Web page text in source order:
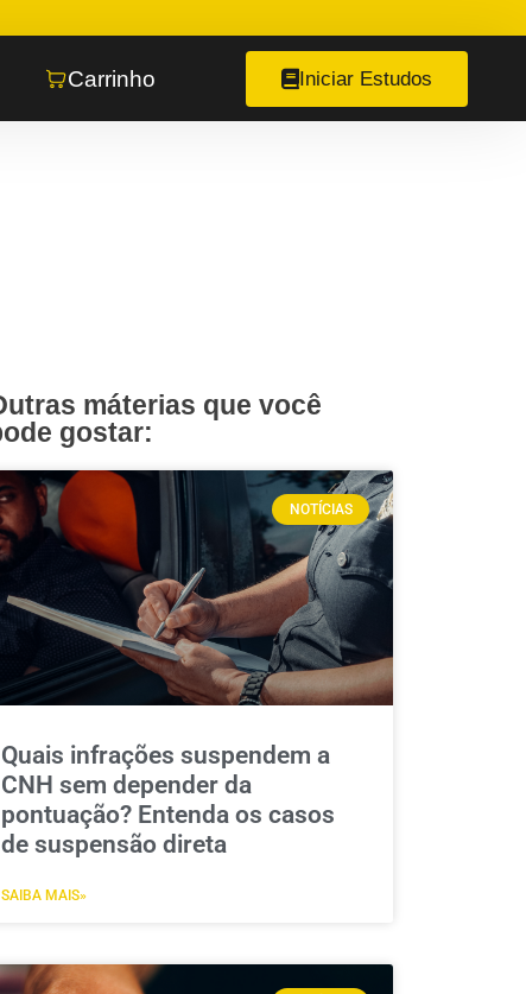
Carrinho Iniciar Estudos
máterias que você
gostar:
NOTÍCIAS
Quais infrações suspendem a
CNH sem depender da
pontuação? Entenda os casos
de suspensão direta
SAIBA MAIS»